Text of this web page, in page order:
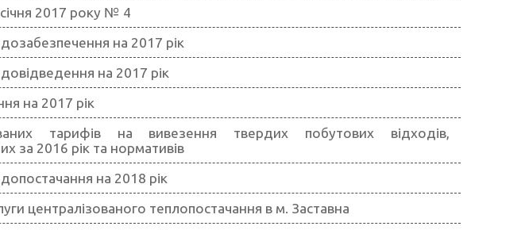
2017 року № 4
на 2017 рік
на 2017 рік
на 2017 рік
тарифів на вивезення твердих побутових відходів,
за 2016 рік та нормативів
на 2018 рік
централізованого теплопостачання в м. Заставна